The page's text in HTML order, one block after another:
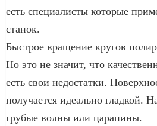
есть специалисты которые
станок.
Быстрое вращение кругов
Но это не значит, что
есть свои недостатки.
получается идеально гладкой.
грубые волны или царапины.